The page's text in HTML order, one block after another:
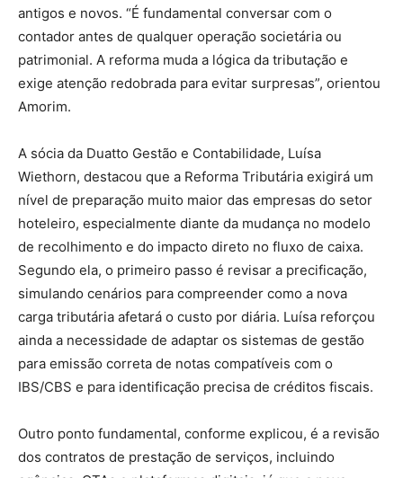
antigos e novos. “É fundamental conversar com o
contador antes de qualquer operação societária ou
patrimonial. A reforma muda a lógica da tributação e
exige atenção redobrada para evitar surpresas”, orientou
Amorim.
A sócia da Duatto Gestão e Contabilidade, Luísa
Wiethorn, destacou que a Reforma Tributária exigirá um
nível de preparação muito maior das empresas do setor
hoteleiro, especialmente diante da mudança no modelo
de recolhimento e do impacto direto no fluxo de caixa.
Segundo ela, o primeiro passo é revisar a precificação,
simulando cenários para compreender como a nova
carga tributária afetará o custo por diária. Luísa reforçou
ainda a necessidade de adaptar os sistemas de gestão
para emissão correta de notas compatíveis com o
IBS/CBS e para identificação precisa de créditos fiscais.
Outro ponto fundamental, conforme explicou, é a revisão
dos contratos de prestação de serviços, incluindo